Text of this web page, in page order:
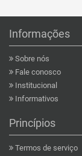
Informações
Sobre nós
Fale conosco
Institucional
Informativos
Princípios
Termos de serviço